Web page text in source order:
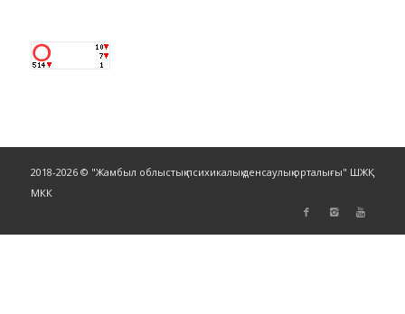
2018-2026 © "Жамбыл облыстық психикалық денсаулық орталығы" ШЖҚ
МКК